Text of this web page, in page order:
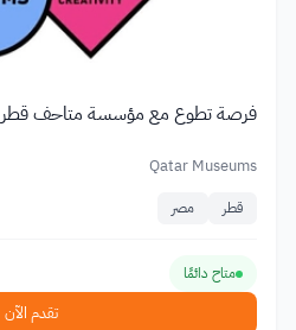
فرصة تطوع مع مؤسسة متاحف قطر
Qatar Museums
قطر مصر
متاح دائمًا
تقدم الآن